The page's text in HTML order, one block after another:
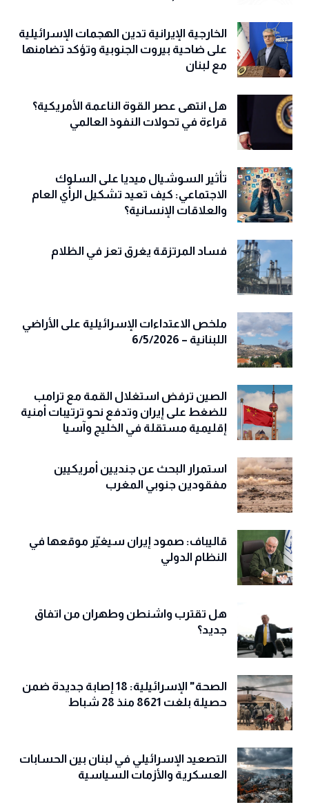
الخارجية الإيرانية تدين الهجمات الإسرائيلية
على ضاحية بيروت الجنوبية وتؤكد تضامنها
مع لبنان
هل انتهى عصر القوة الناعمة الأمريكية؟
قراءة في تحولات النفوذ العالمي
تأثير السوشيال ميديا على السلوك
الاجتماعي: كيف تعيد تشكيل الرأي العام
والعلاقات الإنسانية؟
فساد المرتزقة يغرق تعز في الظلام
ملخص الاعتداءات الإسرائيلية على الأراضي
اللبنانية – 6/5/2026
الصين ترفض استغلال القمة مع ترامب
للضغط على إيران وتدفع نحو ترتيبات أمنية
إقليمية مستقلة في الخليج وآسيا
استمرار البحث عن جنديين أمريكيين
مفقودين جنوبي المغرب
قاليباف: صمود إيران سيغيّر موقعها في
النظام الدولي
هل تقترب واشنطن وطهران من اتفاق
جديد؟
الصحة" الإسرائيلية: 18 إصابة جديدة ضمن
حصيلة بلغت 8621 منذ 28 شباط
التصعيد الإسرائيلي في لبنان بين الحسابات
العسكرية والأزمات السياسية